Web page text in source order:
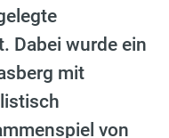
Dabei wurde ein
mit
von